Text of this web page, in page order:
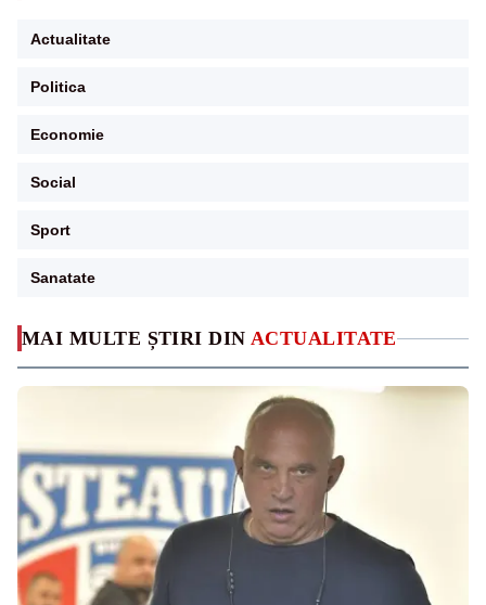
MAI MULTE ȘTIRI DIN ACTUALITATE
Actualitate
Politica
Economie
Social
Sport
Sanatate